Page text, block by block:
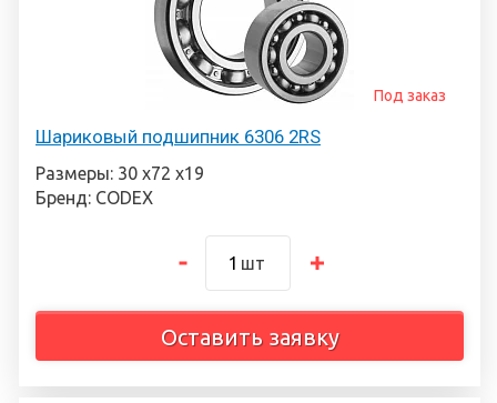
Шариковый подшипник 6306 2RS
Под заказ
Размеры: 30 х72 х19
Бренд: CODEX
шт
Оставить заявку